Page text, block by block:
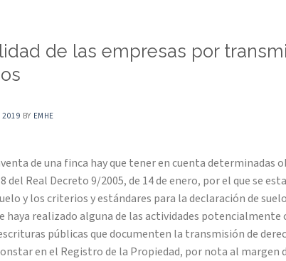
de las empresas por
2019 BY EMHE
de una finca hay que tener en cuenta determinadas
del Real Decreto 9/2005, de 14 de enero, por el que se
y los criterios y estándares para la declaración de
haya realizado alguna de las actividades
públicas que documenten la transmisión de
en el Registro de la Propiedad, por nota al